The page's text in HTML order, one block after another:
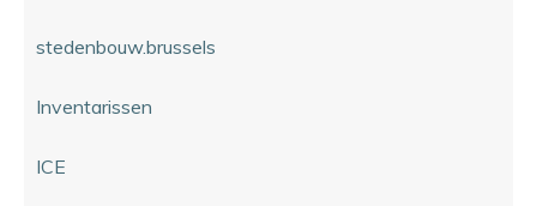
stedenbouw.brussels
Inventarissen
ICE